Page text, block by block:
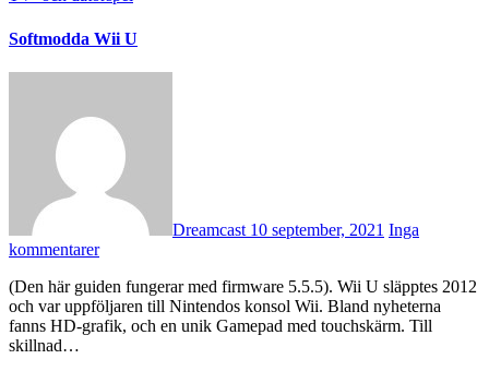
Softmodda Wii U
Dreamcast 10 september, 2021 Inga
kommentarer
(Den här guiden fungerar med firmware 5.5.5). Wii U släpptes 2012
och var uppföljaren till Nintendos konsol Wii. Bland nyheterna
fanns HD-grafik, och en unik Gamepad med touchskärm. Till
skillnad…